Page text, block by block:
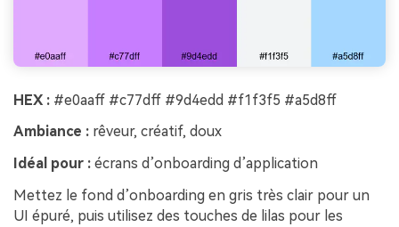
HEX : #e0aaff #c77dff #9d4edd #f1f3f5 #a5d8ff
Ambiance : rêveur, créatif, doux
Idéal pour : écrans d’onboarding d’application
Mettez le fond d’onboarding en gris très clair pour un
UI épuré, puis utilisez des touches de lilas pour les